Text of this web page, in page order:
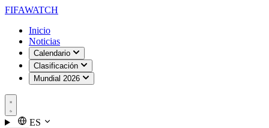
FIFAWATCH
Inicio
Noticias
Calendario
Clasificación
Mundial 2026
ES